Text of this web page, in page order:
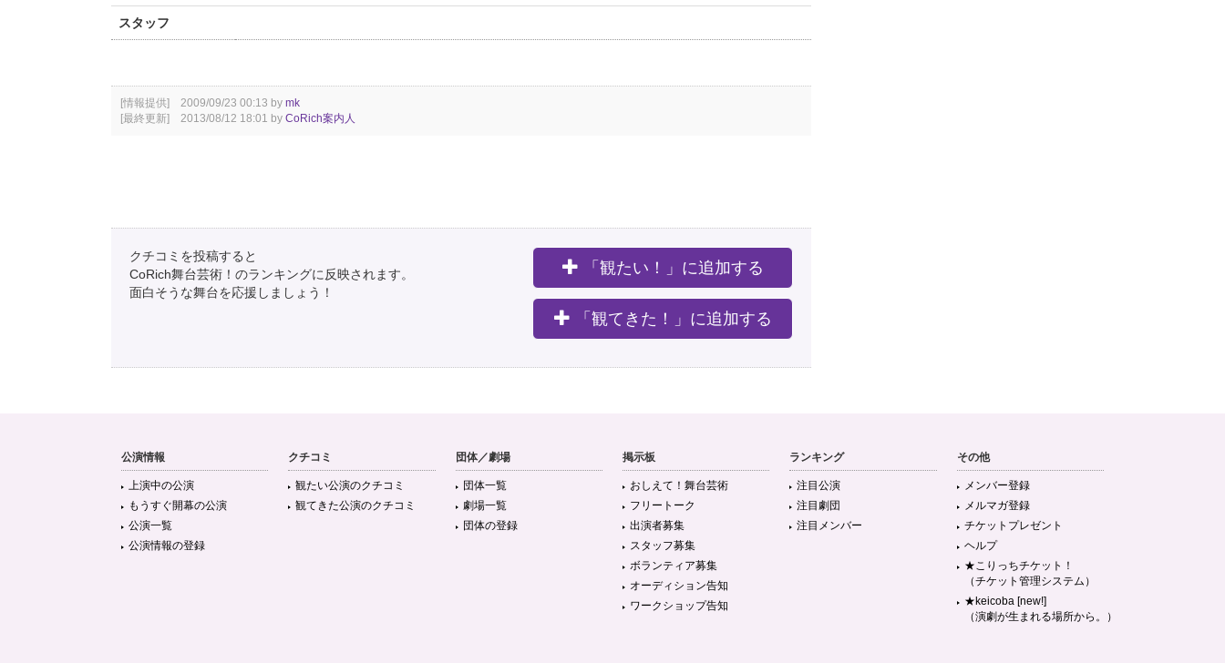
スタッフ
[情報提供] 2009/09/23 00:13 by mk
[最終更新] 2013/08/12 18:01 by CoRich案内人
クチコミを投稿すると
CoRich舞台芸術！のランキングに反映されます。
面白そうな舞台を応援しましょう！
「観たい！」に追加する
「観てきた！」に追加する
公演情報
上演中の公演
もうすぐ開幕の公演
公演一覧
公演情報の登録
クチコミ
観たい公演のクチコミ
観てきた公演のクチコミ
団体／劇場
団体一覧
劇場一覧
団体の登録
掲示板
おしえて！舞台芸術
フリートーク
出演者募集
スタッフ募集
ボランティア募集
オーディション告知
ワークショップ告知
ランキング
注目公演
注目劇団
注目メンバー
その他
メンバー登録
メルマガ登録
チケットプレゼント
ヘルプ
★こりっちチケット！
（チケット管理システム）
★keicoba [new!]
（演劇が生まれる場所から。）